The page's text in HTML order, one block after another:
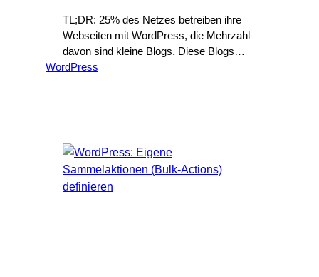
TL;DR: 25% des Netzes betreiben ihre
Webseiten mit WordPress, die Mehrzahl
davon sind kleine Blogs. Diese Blogs
werden aufgrund der immer fetter
WordPress